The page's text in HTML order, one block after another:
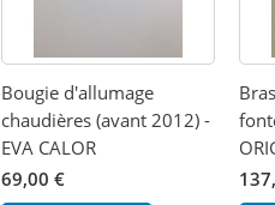
Bougie d'allumage
chaudières (avant 2012) -
EVA CALOR
69,00 €